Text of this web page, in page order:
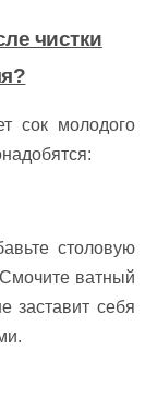
чистки
сок молодого
столовую
ватный
заставит себя